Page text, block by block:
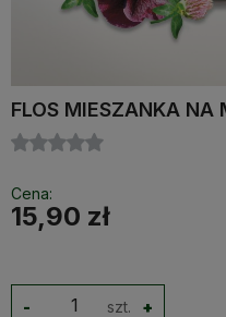
FLOS MIESZANKA NA
Cena:
15,90 zł
szt. +
-